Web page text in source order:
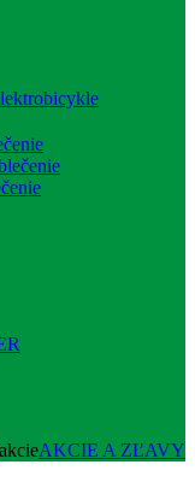
AKCIE A ZĽAVY